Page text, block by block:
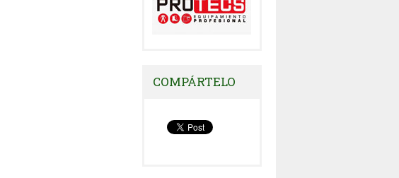
COMPÁRTELO